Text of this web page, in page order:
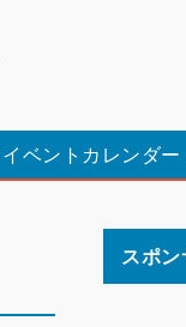
イベントカレンダー
スポ